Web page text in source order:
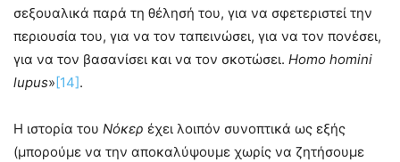
σεξουαλικά παρά τη θέλησή του, για να σφετεριστεί την
περιουσία του, για να τον ταπεινώσει, για να τον πονέσει,
για να τον βασανίσει και να τον σκοτώσει. Homo homini
lupus» [14].
Η ιστορία του Νόκερ έχει λοιπόν συνοπτικά ως εξής
(μπορούμε να την αποκαλύψουμε χωρίς να ζητήσουμε